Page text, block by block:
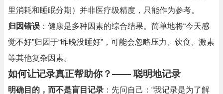
里消耗和睡眠分期）并非医疗级精度，只能作为参考。
归因错误 ：健康是多种因素的综合结果。简单地将“今天感
觉不好”归因于“昨晚没睡好”，可能会忽略压力、饮食、激素
等其他复杂因素。
如何让记录真正帮助你？—— 聪明地记录
明确目的，而不是盲目记录 ：先问自己：“我记录是为了解